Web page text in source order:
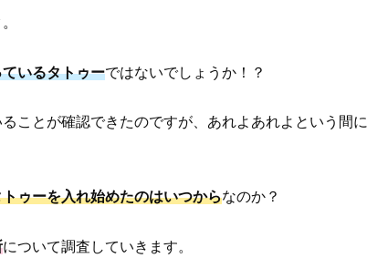
いるタトゥーではないでしょうか！？
ことが確認できたのですが、あれよあれよという間に
ゥーを入れ始めたのはいつからなのか？
について調査していきます。